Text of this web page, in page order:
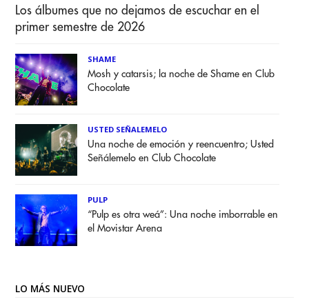
Los álbumes que no dejamos de escuchar en el
primer semestre de 2026
SHAME
Mosh y catarsis; la noche de Shame en Club
Chocolate
USTED SEÑALEMELO
Una noche de emoción y reencuentro; Usted
Señálemelo en Club Chocolate
PULP
“Pulp es otra weá”: Una noche imborrable en
el Movistar Arena
LO MÁS NUEVO